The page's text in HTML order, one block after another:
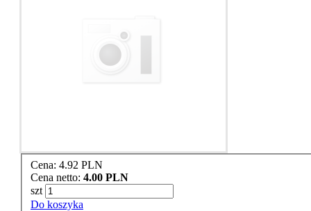
Cena: 4.92 PLN
Cena netto: 4.00 PLN
szt
Do koszyka